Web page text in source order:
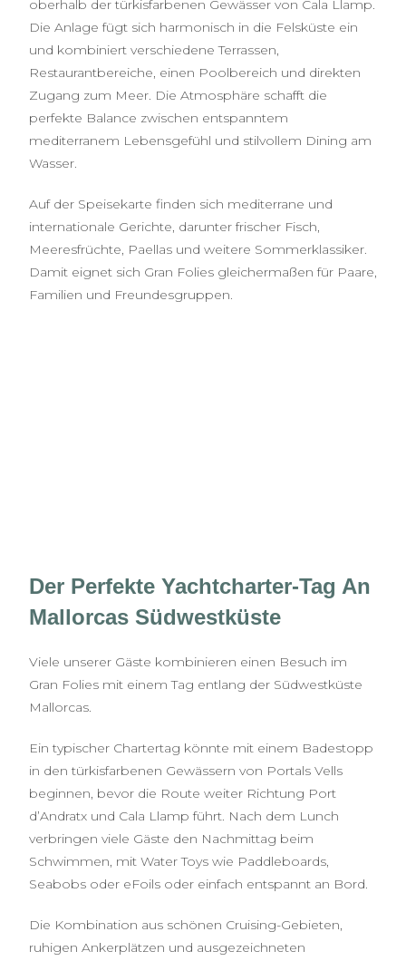
oberhalb der türkisfarbenen Gewässer von Cala Llamp.
Die Anlage fügt sich harmonisch in die Felsküste ein
und kombiniert verschiedene Terrassen,
Restaurantbereiche, einen Poolbereich und direkten
Zugang zum Meer. Die Atmosphäre schafft die
perfekte Balance zwischen entspanntem
mediterranem Lebensgefühl und stilvollem Dining am
Wasser.
Auf der Speisekarte finden sich mediterrane und
internationale Gerichte, darunter frischer Fisch,
Meeresfrüchte, Paellas und weitere Sommerklassiker.
Damit eignet sich Gran Folies gleichermaßen für Paare,
Familien und Freundesgruppen.
Der Perfekte Yachtcharter-Tag An
Mallorcas Südwestküste
Viele unserer Gäste kombinieren einen Besuch im
Gran Folies mit einem Tag entlang der Südwestküste
Mallorcas.
Ein typischer Chartertag könnte mit einem Badestopp
in den türkisfarbenen Gewässern von Portals Vells
beginnen, bevor die Route weiter Richtung Port
d’Andratx und Cala Llamp führt. Nach dem Lunch
verbringen viele Gäste den Nachmittag beim
Schwimmen, mit Water Toys wie Paddleboards,
Seabobs oder eFoils oder einfach entspannt an Bord.
Die Kombination aus schönen Cruising-Gebieten,
ruhigen Ankerplätzen und ausgezeichneten